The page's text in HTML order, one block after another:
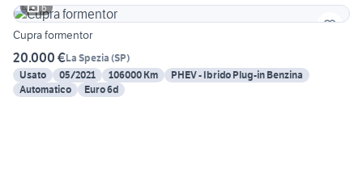
6
Cupra formentor
20.000 €La Spezia (SP)
Usato
05/2021 106000 Km
PHEV - Ibrido Plug-in Benzina
Automatico
Euro 6d